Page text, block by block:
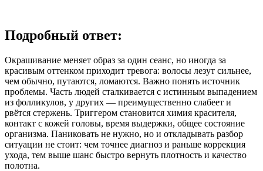
Подробный ответ:
Окрашивание меняет образ за один сеанс, но иногда за
красивым оттенком приходит тревога: волосы лезут сильнее,
чем обычно, путаются, ломаются. Важно понять источник
проблемы. Часть людей сталкивается с истинным выпадением
из фолликулов, у других — преимущественно слабеет и
рвётся стержень. Триггером становится химия красителя,
контакт с кожей головы, время выдержки, общее состояние
организма. Паниковать не нужно, но и откладывать разбор
ситуации не стоит: чем точнее диагноз и раньше коррекция
ухода, тем выше шанс быстро вернуть плотность и качество
полотна.